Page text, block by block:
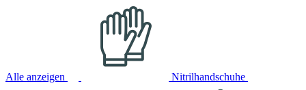
Alle anzeigen Nitrilhandschuhe